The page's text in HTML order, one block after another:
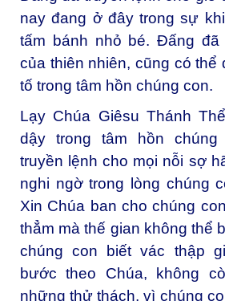
nay đang ở đây trong sự
tấm bánh nhỏ bé. Đấng
của thiên nhiên, cũng có thể
tố trong tâm hồn chúng con.
Lạy Chúa Giêsu Thánh
dậy trong tâm hồn
truyền lệnh cho mọi nỗi sợ
nghi ngờ trong lòng chúng
Xin Chúa ban cho chúng
thẳm mà thế gian không thể
chúng con biết vác thập
bước theo Chúa, không
những thử thách, vì chúng